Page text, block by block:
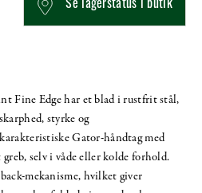
Se lagerstatus i butik
Fine Edge har et blad i rustfrit stål,
styrke og
Gator-håndtag med
selv i våde eller kolde forhold.
mekanisme, hvilket giver